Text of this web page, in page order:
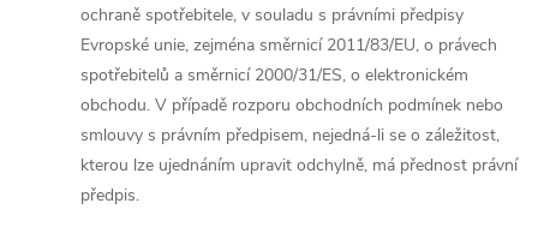
ochraně spotřebitele, v souladu s právními předpisy
Evropské unie, zejména směrnicí 2011/83/EU, o právech
spotřebitelů a směrnicí 2000/31/ES, o elektronickém
obchodu. V případě rozporu obchodních podmínek nebo
smlouvy s právním předpisem, nejedná-li se o záležitost,
kterou lze ujednáním upravit odchylně, má přednost právní
předpis.